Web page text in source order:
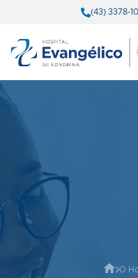
(43) 3378-
O